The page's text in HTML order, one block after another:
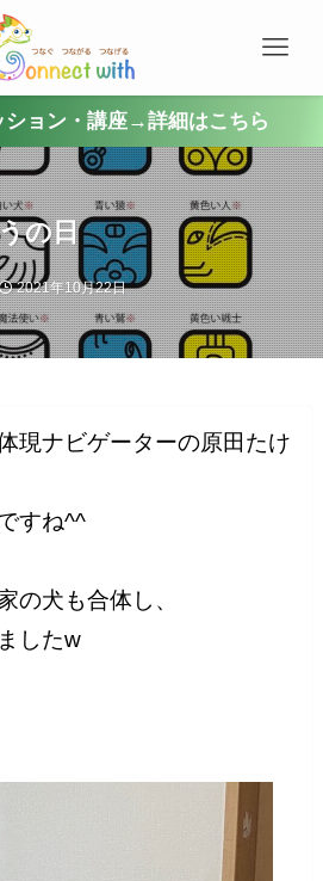
ション・講座→詳細はこちら
の日
2021年10月22日
現ナビゲーターの原田たけ
すね^^
の犬も合体し、
したw